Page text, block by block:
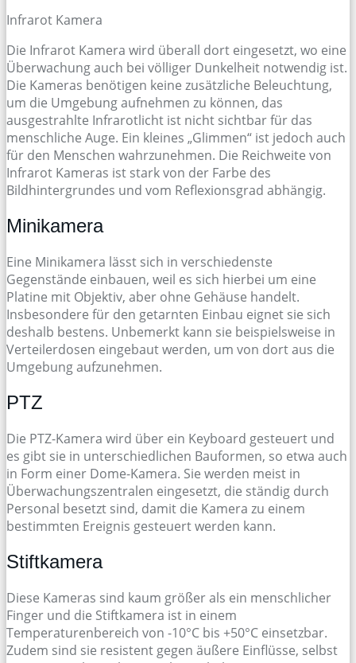
Infrarot Kamera
Die Infrarot Kamera wird überall dort eingesetzt, wo eine
Überwachung auch bei völliger Dunkelheit notwendig ist.
Die Kameras benötigen keine zusätzliche Beleuchtung,
um die Umgebung aufnehmen zu können, das
ausgestrahlte Infrarotlicht ist nicht sichtbar für das
menschliche Auge. Ein kleines „Glimmen“ ist jedoch auch
für den Menschen wahrzunehmen. Die Reichweite von
Infrarot Kameras ist stark von der Farbe des
Bildhintergrundes und vom Reflexionsgrad abhängig.
Minikamera
Eine Minikamera lässt sich in verschiedenste
Gegenstände einbauen, weil es sich hierbei um eine
Platine mit Objektiv, aber ohne Gehäuse handelt.
Insbesondere für den getarnten Einbau eignet sie sich
deshalb bestens. Unbemerkt kann sie beispielsweise in
Verteilerdosen eingebaut werden, um von dort aus die
Umgebung aufzunehmen.
PTZ
Die PTZ-Kamera wird über ein Keyboard gesteuert und
es gibt sie in unterschiedlichen Bauformen, so etwa auch
in Form einer Dome-Kamera. Sie werden meist in
Überwachungszentralen eingesetzt, die ständig durch
Personal besetzt sind, damit die Kamera zu einem
bestimmten Ereignis gesteuert werden kann.
Stiftkamera
Diese Kameras sind kaum größer als ein menschlicher
Finger und die Stiftkamera ist in einem
Temperaturenbereich von -10°C bis +50°C einsetzbar.
Zudem sind sie resistent gegen äußere Einflüsse, selbst